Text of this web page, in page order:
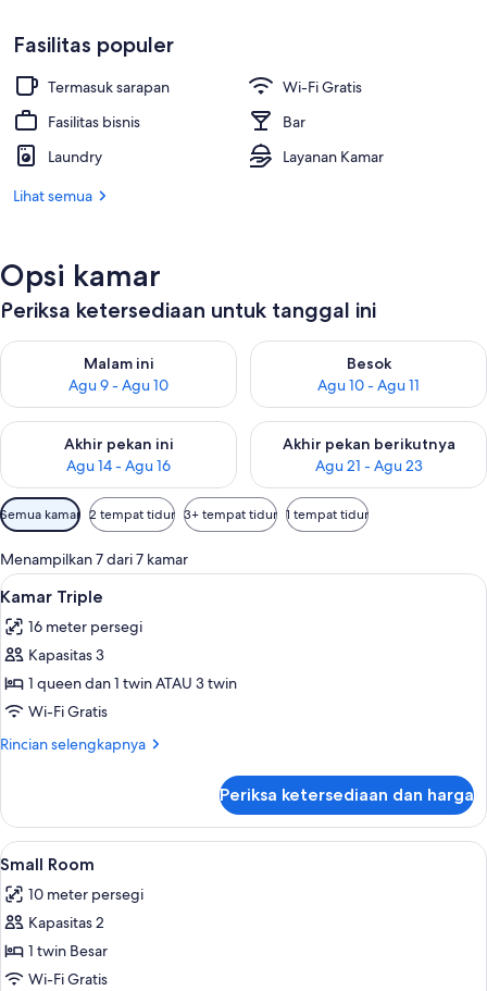
Fasilitas populer
Termasuk sarapan
Wi-Fi Gratis
Fasilitas bisnis
Bar
Laundry
Layanan Kamar
Lihat semua
Opsi kamar
Periksa ketersediaan untuk tanggal ini
Malam ini
Agu 9 - Agu 10
Periksa ketersediaan untuk malam ini Agu 9 - Agu 10
Besok
Agu 10 - Agu 11
Periksa ketersediaan untuk
Akhir pekan ini
Agu 14 - Agu 16
Periksa ketersediaan untuk akhir pekan ini Agu 14 - Agu 16
Akhir pekan berikutnya
Agu 21 - Agu 23
Periksa ketersediaan untuk
Filter
tersedia
untuk
kamar
Semua kamar 2 tempat tidur 3+ tempat tidur 1 tempat tidur
Menampilkan 7 dari 7 kamar
Lihat
semua
foto
untuk
Kamar
Triple
Kamar Triple | Minibar, brankas,
6
Kamar Triple
16 meter persegi
Kapasitas 3
1 queen dan 1 twin ATAU 3 twin
Wi-Fi Gratis
Rincian selengkapnya
Rincian
Kamar
Triple
Periksa ketersediaan dan harga
Lihat
semua
foto
untuk
Small
Room
Small Room | Minibar, brankas, meja
4
Small Room
10 meter persegi
Kapasitas 2
1 twin Besar
Wi-Fi Gratis